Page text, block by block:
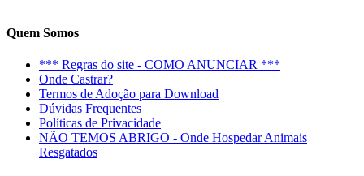
Quem Somos
*** Regras do site - COMO ANUNCIAR ***
Onde Castrar?
Termos de Adoção para Download
Dúvidas Frequentes
Políticas de Privacidade
NÃO TEMOS ABRIGO - Onde Hospedar Animais
Resgatados